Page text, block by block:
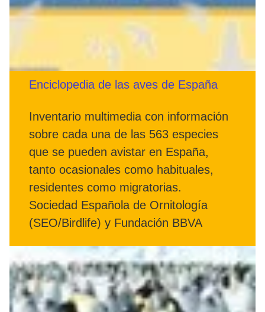
Enciclopedia de las aves de España
Inventario multimedia con información
sobre cada una de las 563 especies
que se pueden avistar en España,
tanto ocasionales como habituales,
residentes como migratorias.
Sociedad Española de Ornitología
(SEO/Birdlife) y Fundación BBVA